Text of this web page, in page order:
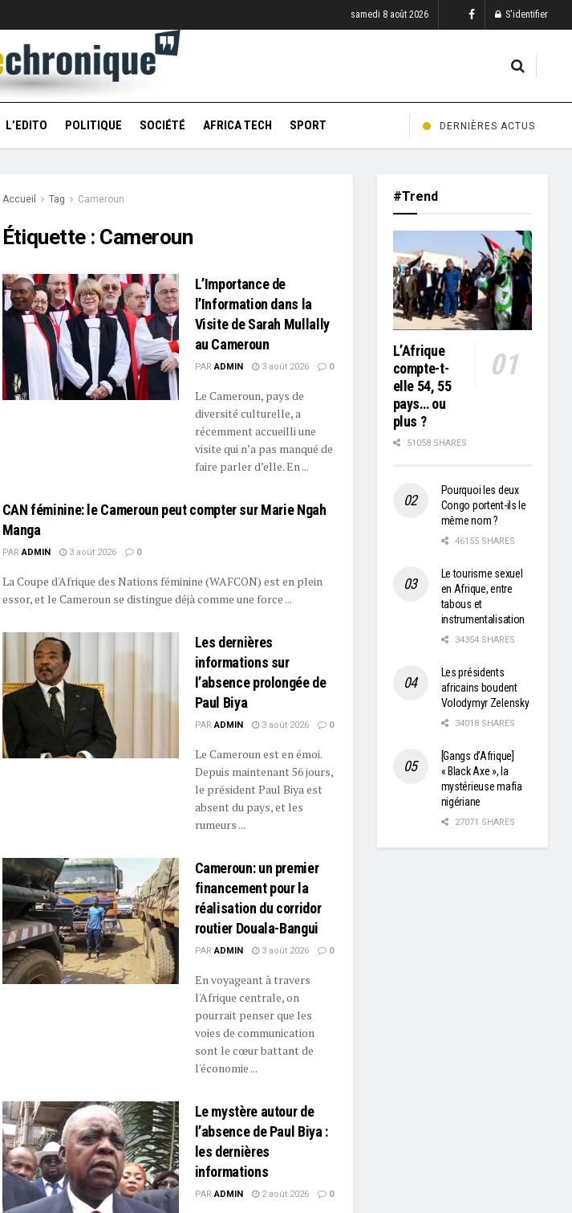
samedi 8 août 2026 S'identifier
L’EDITO POLITIQUE SOCIÉTÉ AFRICA TECH SPORT DERNIÈRES ACTUS
Accueil Tag Cameroun
Étiquette : Cameroun
L’Importance de
l’Information dans la
Visite de Sarah Mullally
au Cameroun
PAR ADMIN 3 août 2026 0
Le Cameroun, pays de
diversité culturelle, a
récemment accueilli une
visite qui n’a pas manqué de
faire parler d’elle. En ...
CAN féminine: le Cameroun peut compter sur Marie Ngah
Manga
PAR ADMIN 3 août 2026 0
La Coupe d'Afrique des Nations féminine (WAFCON) est en plein
essor, et le Cameroun se distingue déjà comme une force ...
Les dernières
informations sur
l’absence prolongée de
Paul Biya
PAR ADMIN 3 août 2026 0
Le Cameroun est en émoi.
Depuis maintenant 56 jours,
le président Paul Biya est
absent du pays, et les
rumeurs ...
Cameroun: un premier
financement pour la
réalisation du corridor
routier Douala-Bangui
PAR ADMIN 3 août 2026 0
En voyageant à travers
l'Afrique centrale, on
pourrait penser que les
voies de communication
sont le cœur battant de
l'économie ...
Le mystère autour de
l’absence de Paul Biya :
les dernières
informations
PAR ADMIN 2 août 2026 0
#Trend
L’Afrique
compte-t-
elle 54, 55
pays… ou
plus ?
51058 SHARES
Pourquoi les deux
Congo portent-ils le
même nom ?
46155 SHARES
Le tourisme sexuel
en Afrique, entre
tabous et
instrumentalisation
34354 SHARES
Les présidents
africains boudent
Volodymyr Zelensky
34018 SHARES
[Gangs d’Afrique]
« Black Axe », la
mystérieuse mafia
nigériane
27071 SHARES